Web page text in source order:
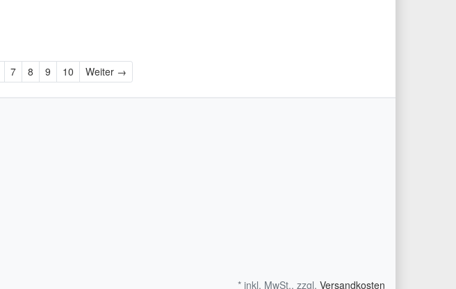
7 8 9 10 Weiter →
* inkl. MwSt., zzgl. Versandkosten